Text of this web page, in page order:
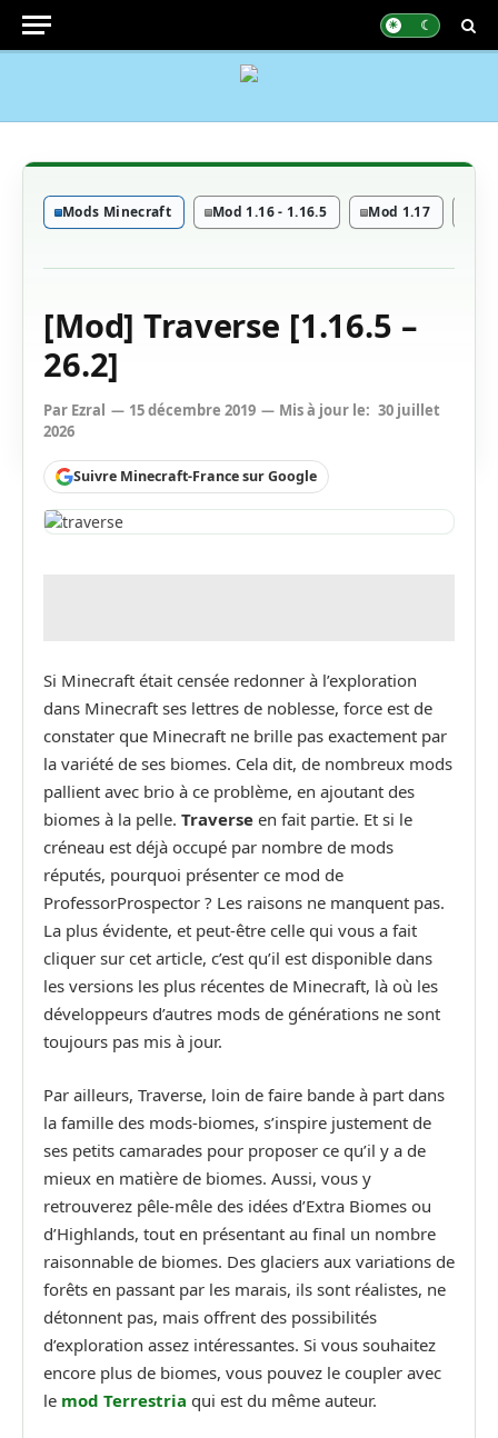
Mods Minecraft Mod 1.16 - 1.16.5 Mod 1.17
[Mod] Traverse [1.16.5 –
26.2]
Par Ezral 15 décembre 2019 Mis à jour le: 30 juillet
2026
Suivre Minecraft-France sur Google
Si Minecraft était censée redonner à l’exploration
dans Minecraft ses lettres de noblesse, force est de
constater que Minecraft ne brille pas exactement par
la variété de ses biomes. Cela dit, de nombreux mods
pallient avec brio à ce problème, en ajoutant des
biomes à la pelle. Traverse en fait partie. Et si le
créneau est déjà occupé par nombre de mods
réputés, pourquoi présenter ce mod de
ProfessorProspector ? Les raisons ne manquent pas.
La plus évidente, et peut-être celle qui vous a fait
cliquer sur cet article, c’est qu’il est disponible dans
les versions les plus récentes de Minecraft, là où les
développeurs d’autres mods de générations ne sont
toujours pas mis à jour.
Par ailleurs, Traverse, loin de faire bande à part dans
la famille des mods-biomes, s’inspire justement de
ses petits camarades pour proposer ce qu’il y a de
mieux en matière de biomes. Aussi, vous y
retrouverez pêle-mêle des idées d’Extra Biomes ou
d’Highlands, tout en présentant au final un nombre
raisonnable de biomes. Des glaciers aux variations de
forêts en passant par les marais, ils sont réalistes, ne
détonnent pas, mais offrent des possibilités
d’exploration assez intéressantes. Si vous souhaitez
encore plus de biomes, vous pouvez le coupler avec
le mod Terrestria qui est du même auteur.